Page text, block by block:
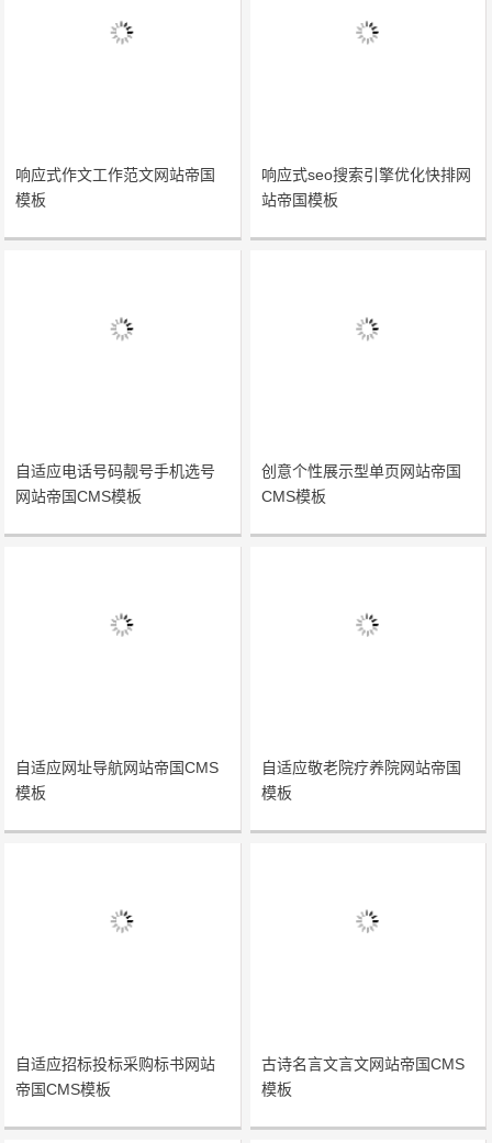
响应式作文工作范文网站帝国
模板
响应式seo搜索引擎优化快排网
站帝国模板
自适应电话号码靓号手机选号
网站帝国CMS模板
创意个性展示型单页网站帝国
CMS模板
自适应网址导航网站帝国CMS
模板
自适应敬老院疗养院网站帝国
模板
自适应招标投标采购标书网站
帝国CMS模板
古诗名言文言文网站帝国CMS
模板